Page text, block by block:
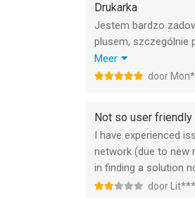
Drukarka
Jestem bardzo
plusem, szczególnie
przebiegła bardzo
zrozumiały sposób,
wybór dla osób,
Meer
door
Not so user friendly
I have experienced
network (due to new
in finding a solution
door